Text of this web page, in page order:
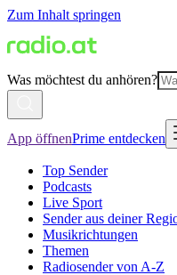
Zum Inhalt springen
Was möchtest du anhören?
App öffnenPrime entdecken
Top Sender
Podcasts
Live Sport
Sender aus deiner
Musikrichtungen
Themen
Radiosender von A-Z